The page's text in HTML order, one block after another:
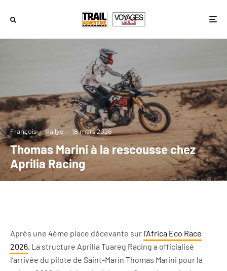
François · Rallye · 18 mars 2026
Thomas Marini à la rescousse chez
Aprilia Racing
Après une 4ème place décevante sur l’Africa Eco Race
2026, La structure Aprilia Tuareg Racing a officialisé
l’arrivée du pilote de Saint-Marin Thomas Marini pour la